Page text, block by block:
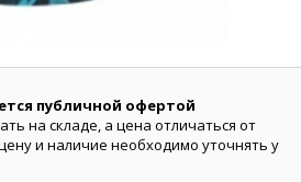
публичной офертой
на складе, а цена отличаться от
и наличие необходимо уточнять у